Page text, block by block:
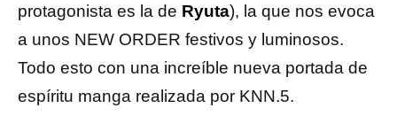
protagonista es la de Ryuta), la que nos evoca
a unos NEW ORDER festivos y luminosos.
Todo esto con una increíble nueva portada de
espíritu manga realizada por KNN.5.